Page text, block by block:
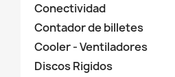
Conectividad
Contador de billetes
Cooler - Ventiladores
Discos Rigidos